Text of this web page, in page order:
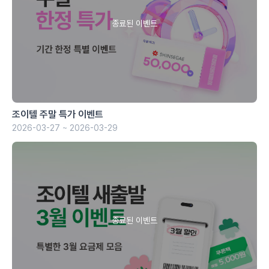
조이텔 주말 특가 이벤트
2026-03-27 ~ 2026-03-29